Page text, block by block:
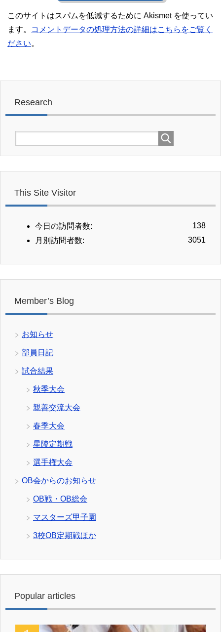
このサイトはスパムを低減するために Akismet を使ってい
ます。
コメントデータの処理方法の詳細はこちらをご覧く
ださい。
Research
This Site Visitor
138
今日の訪問者数:
3051
月別訪問者数:
Member’s Blog
お知らせ
部員日記
試合結果
秋季大会
親善交流大会
春季大会
星陵定期戦
選手権大会
OB会からのお知らせ
OB戦・OB総会
マスターズ甲子園
3校OB定期戦ほか
Popular articles